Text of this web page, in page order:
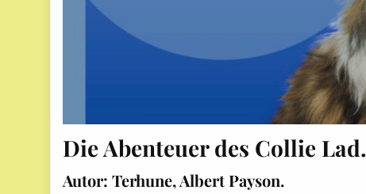
Die Abenteuer des Collie Lad.
Autor: Terhune, Albert Payson.